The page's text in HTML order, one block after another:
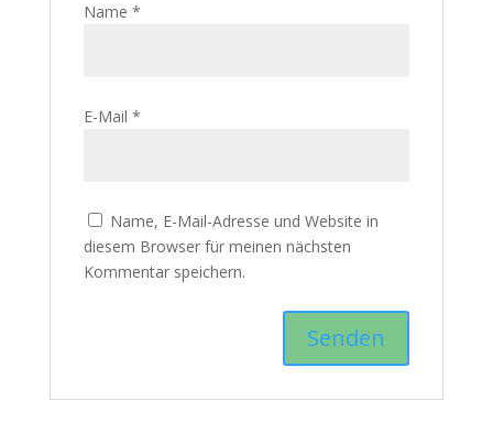
Name *
E-Mail *
Name, E-Mail-Adresse und Website in
diesem Browser für meinen nächsten
Kommentar speichern.